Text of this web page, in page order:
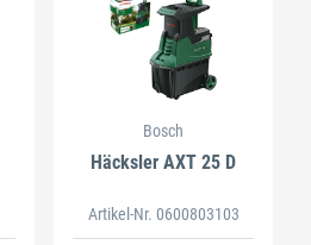
Bosch
Häcksler AXT 25 D
Artikel-Nr. 0600803103